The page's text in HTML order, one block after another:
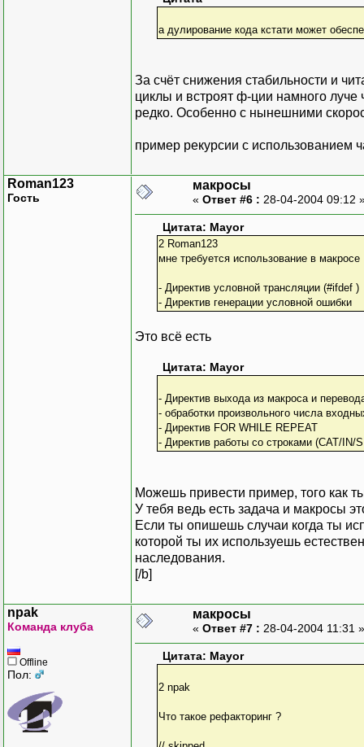
а дулирование кода кстати может
За счёт снижения стабильности и
циклы и встроят ф-ции намного луче
редко. Особенно с нынешними
пример рекурсии с использованием
Roman123
Гость
макросы
« Ответ #6 : 28-04-2004 09:12
Цитата: Mayor
2 Roman123
мне требуется использование в макросе
- Директив условной трансляции (#ifdef )
- Директив генерации условной ошибки
Это всё есть
Цитата: Mayor
- Директив выхода из макроса и
- обработки произвольного числа
- Директив FOR WHILE REPEAT
- Директив работы со строками (CAT/IN/
Можешь привести пример, того как
У тебя ведь есть задача и макросы
Если ты опишешь случаи когда ты
которой ты их используешь
наследования.
[/b]
npak
Команда клуба
Offline
Пол:
макросы
« Ответ #7 : 28-04-2004 11:31
Цитата: Mayor
2 npak
Что такое рефакторинг ?